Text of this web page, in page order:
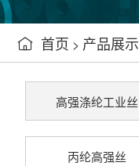
 首页 > 产品展示
高强涤纶工业丝
丙纶高强丝